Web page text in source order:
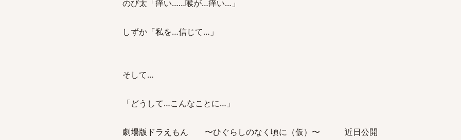
のび太「痒い……喉が…痒い…」
しずか「私を…信じて…」
そして…
「どうして…こんなことに…」
劇場版ドラえもん 〜ひぐらしのなく頃に（仮）〜 近日公開